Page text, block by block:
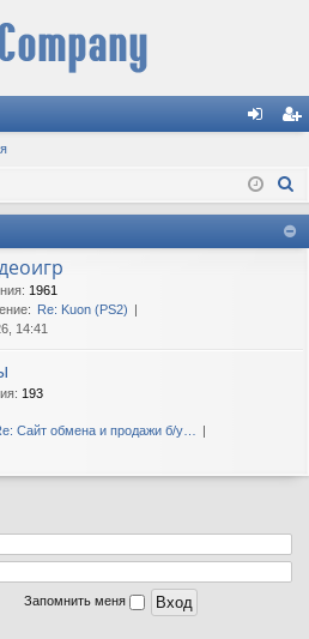
д ис
тр
: 1961
Re: Kuon (PS2)
14:41
: 193
Сайт обмена и продажи б/у…
Запомнить меня